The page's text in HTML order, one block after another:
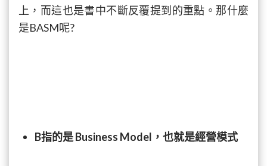
上，而這也是書中不斷反覆提到的重點。那什麼
是BASM呢?
B指的是 Business Model，也就是經營模式